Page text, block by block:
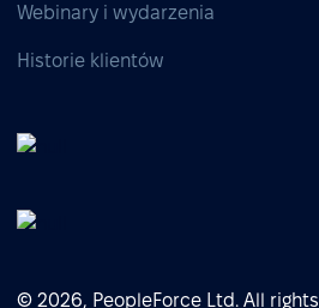
Webinary i wydarzenia
Historie klientów
© 2026, PeopleForce Ltd. All